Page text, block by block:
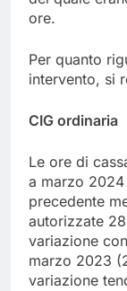
ore.
Per quanto
intervento, si
CIG ordinaria
Le ore di
a marzo
precedente
autorizzate
variazione
marzo 2023
variazione